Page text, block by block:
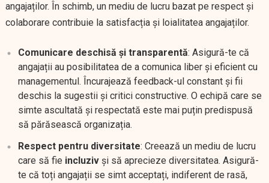
angajaților. În schimb, un mediu de lucru bazat pe respect și
colaborare contribuie la satisfacția și loialitatea angajaților.
Comunicare deschisă și transparentă: Asigură-te că
angajații au posibilitatea de a comunica liber și eficient cu
managementul. Încurajează feedback-ul constant și fii
deschis la sugestii și critici constructive. O echipă care se
simte ascultată și respectată este mai puțin predispusă
să părăsească organizația.
Respect pentru diversitate: Creează un mediu de lucru
care să fie incluzivși să aprecieze diversitatea. Asigură-
te că toți angajații se simt acceptați, indiferent de rasă,